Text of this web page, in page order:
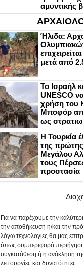
Για να παρέχουμε την
την αποθήκευση ή/και την
λόγω τεχνολογίες θα μας
όπως συμπεριφορά
συγκατάθεση ή η ανάκληση
λειτουργίες και δυνατότητες.
αμυντικής
Ήλιδα:
μετά από
Το Ισραήλ
UNESCO
χρήση του
Μποφόρ
ως
Η Τουρκία
της
Μεγάλου
τους
προστασία
ανακτόρου
στο
Οι
χαλασμένα
με ευρήματα